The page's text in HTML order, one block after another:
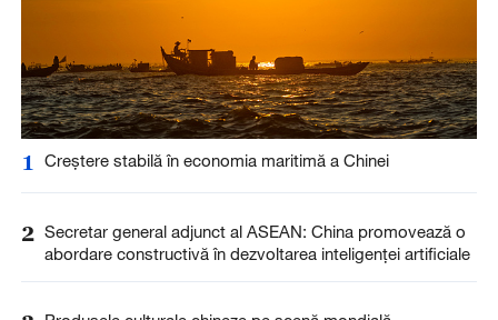
1 Creștere stabilă în economia maritimă a Chinei
2 Secretar general adjunct al ASEAN: China promovează o
abordare constructivă în dezvoltarea inteligenței artificiale